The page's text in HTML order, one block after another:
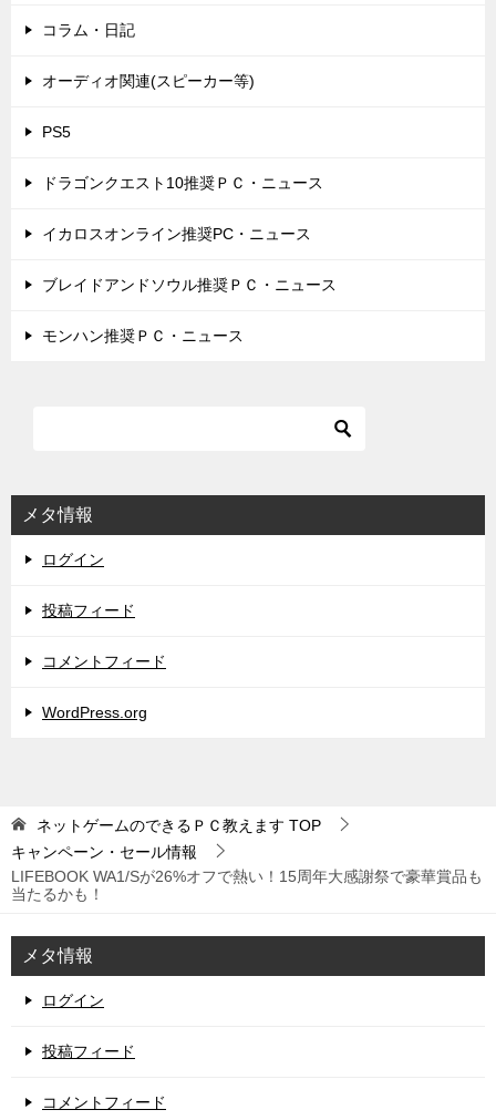
コラム・日記
オーディオ関連(スピーカー等)
PS5
ドラゴンクエスト10推奨ＰＣ・ニュース
イカロスオンライン推奨PC・ニュース
ブレイドアンドソウル推奨ＰＣ・ニュース
モンハン推奨ＰＣ・ニュース
メタ情報
ログイン
投稿フィード
コメントフィード
WordPress.org
ネットゲームのできるＰＣ教えます TOP
キャンペーン・セール情報
LIFEBOOK WA1/Sが26%オフで熱い！15周年大感謝祭で豪華賞品も
当たるかも！
メタ情報
ログイン
投稿フィード
コメントフィード